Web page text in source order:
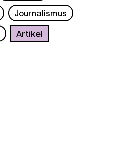
Journalismus
Artikel